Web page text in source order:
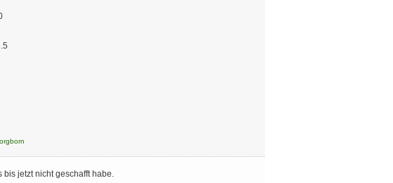
bis jetzt nicht geschafft habe.